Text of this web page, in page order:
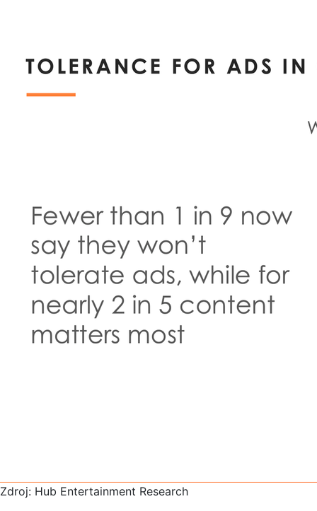
Zdroj: Hub Entertainment Research